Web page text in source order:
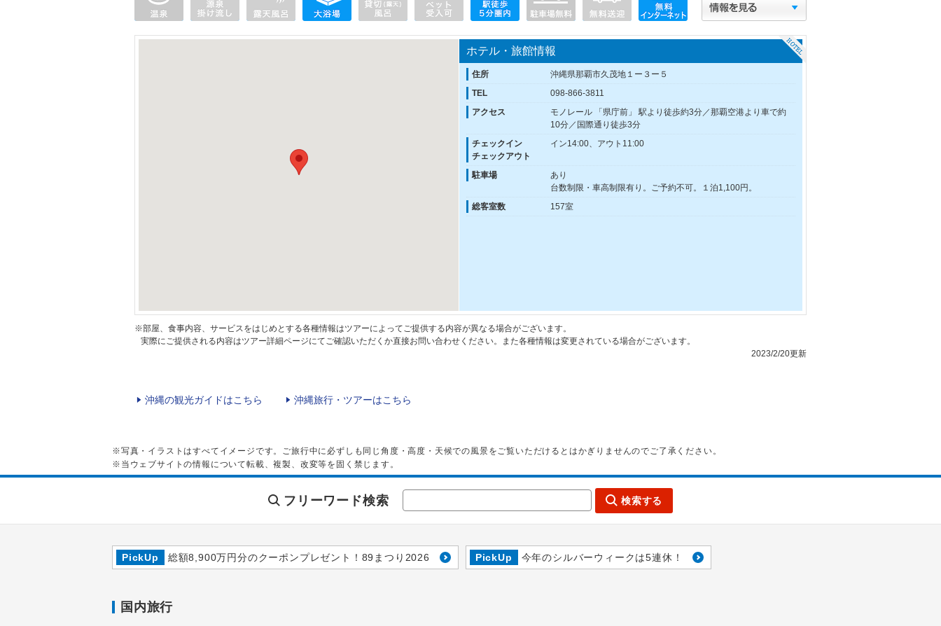
ホテル・旅館情報
住所
沖縄県那覇市久茂地１ー３ー５
TEL
098-866-3811
アクセス
モノレール 「県庁前」 駅より徒歩約3分／那覇空港より車で約
10分／国際通り徒歩3分
チェックイン
チェックアウト
イン14:00、アウト11:00
駐車場
あり
台数制限・車高制限有り。ご予約不可。１泊1,100円。
総客室数
157室
※部屋、食事内容、サービスをはじめとする各種情報はツアーによってご提供する内容が異なる場合がございます。
実際にご提供される内容はツアー詳細ページにてご確認いただくか直接お問い合わせください。また各種情報は変更されている場合がございます。
2023/2/20更新
沖縄の観光ガイドはこちら 沖縄旅行・ツアーはこちら
※写真・イラストはすべてイメージです。ご旅行中に必ずしも同じ角度・高度・天候での風景をご覧いただけるとはかぎりませんのでご了承ください。
※当ウェブサイトの情報について転載、複製、改変等を固く禁じます。
フリーワード検索 検索する
PickUp 総額8,900万円分のクーポンプレゼント！89まつり2026 PickUp 今年のシルバーウィークは5連休！
国内旅行